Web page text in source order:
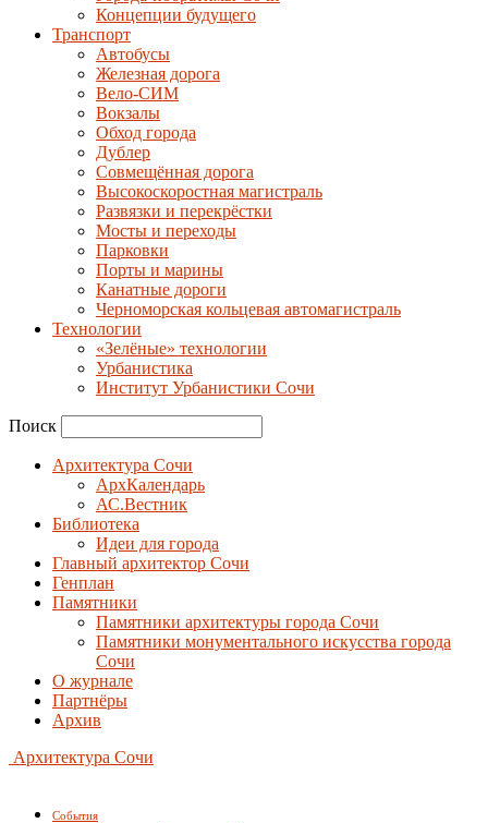
Концепции будущего
Транспорт
Автобусы
Железная дорога
Вело-СИМ
Вокзалы
Обход города
Дублер
Совмещённая дорога
Высокоскоростная магистраль
Развязки и перекрёстки
Мосты и переходы
Парковки
Порты и марины
Канатные дороги
Черноморская кольцевая автомагистраль
Технологии
«Зелёные» технологии
Урбанистика
Институт Урбанистики Сочи
Поиск
Архитектура Сочи
АрхКалендарь
АС.Вестник
Библиотека
Идеи для города
Главный архитектор Сочи
Генплан
Памятники
Памятники архитектуры города Сочи
Памятники монументального искусства города
Сочи
О журнале
Партнёры
Архив
Архитектура Сочи
События